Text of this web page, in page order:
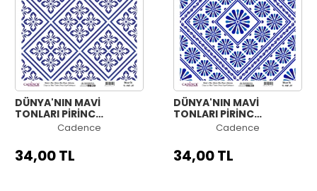
DÜNYA'NIN MAVİ
TONLARI PİRİNÇ
KOLEKSİYON BEYAZ
Cadence
34,00 TL
DÜNYA'NIN MAVİ
TONLARI PİRİNÇ
KOLEKSİYON BEYAZ
Cadence
34,00 TL